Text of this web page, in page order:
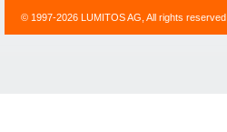
© 1997-2026 LUMITOS AG, All rights reserved